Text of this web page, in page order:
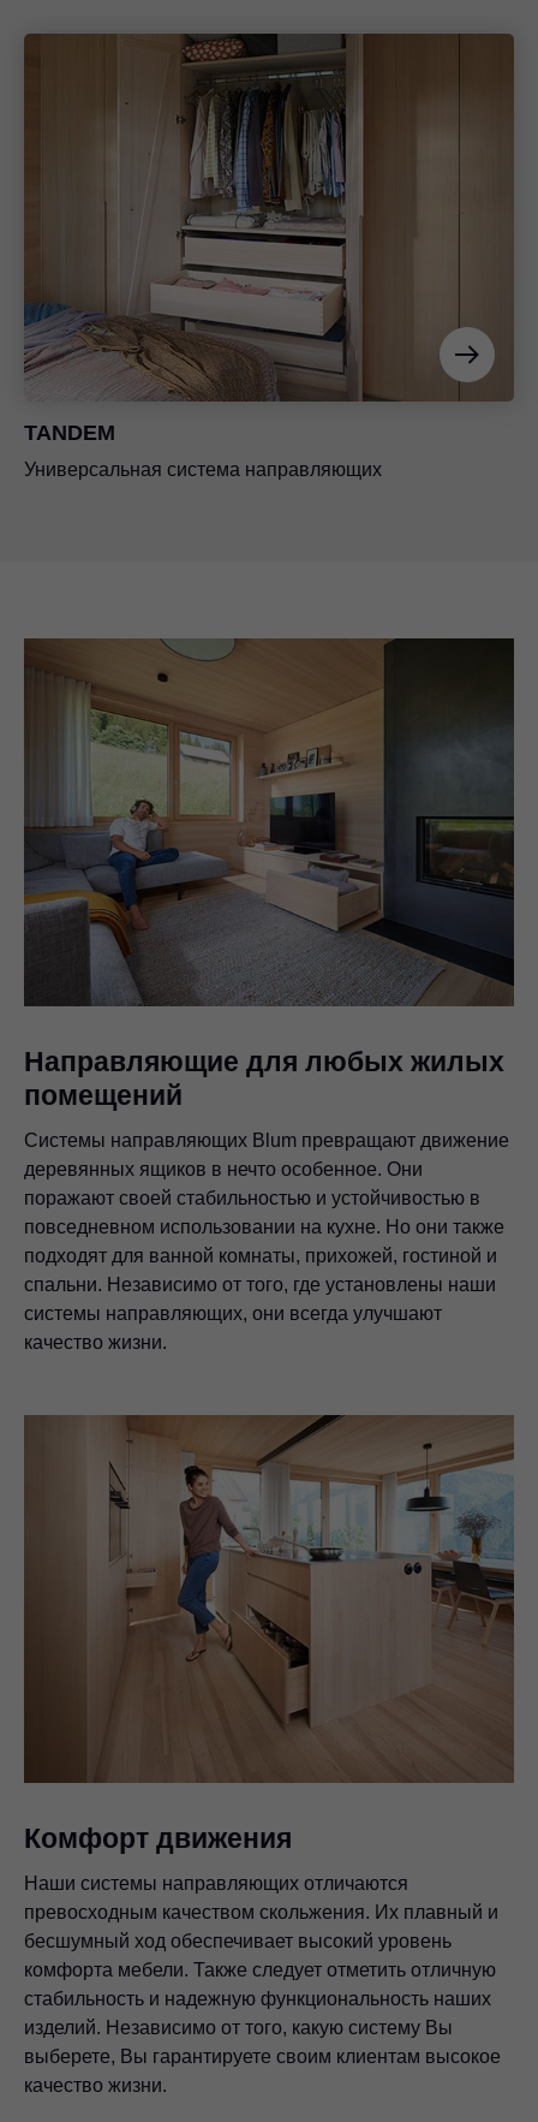
TANDEM
Универсальная система направляющих
Направляющие для любых жилых
помещений
Системы направляющих Blum превращают движение
деревянных ящиков в нечто особенное. Они
поражают своей стабильностью и устойчивостью в
повседневном использовании на кухне. Но они также
подходят для ванной комнаты, прихожей, гостиной и
спальни. Независимо от того, где установлены наши
системы направляющих, они всегда улучшают
качество жизни.
Комфорт движения
Наши системы направляющих отличаются
превосходным качеством скольжения. Их плавный и
бесшумный ход обеспечивает высокий уровень
комфорта мебели. Также следует отметить отличную
стабильность и надежную функциональность наших
изделий. Независимо от того, какую систему Вы
выберете, Вы гарантируете своим клиентам высокое
качество жизни.